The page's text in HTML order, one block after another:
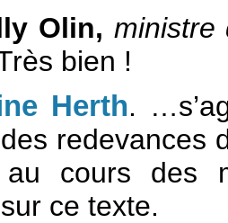
Olin, ministre
bien !
Herth.
redevances
au cours des
ce texte.